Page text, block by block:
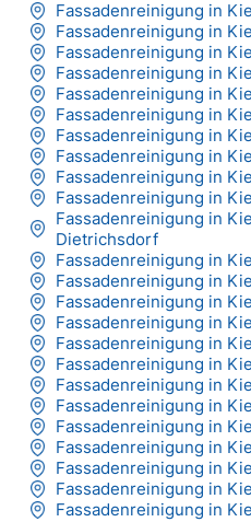
Fassadenreinigung in
Fassadenreinigung in
Fassadenreinigung in
Fassadenreinigung in
Fassadenreinigung in
Fassadenreinigung in
Fassadenreinigung in
Fassadenreinigung in
Fassadenreinigung in
Fassadenreinigung in
Fassadenreinigung in
Dietrichsdorf
Fassadenreinigung in
Fassadenreinigung in
Fassadenreinigung in
Fassadenreinigung in
Fassadenreinigung in
Fassadenreinigung in
Fassadenreinigung in
Fassadenreinigung in
Fassadenreinigung in
Fassadenreinigung in
Fassadenreinigung in
Fassadenreinigung in
Fassadenreinigung in